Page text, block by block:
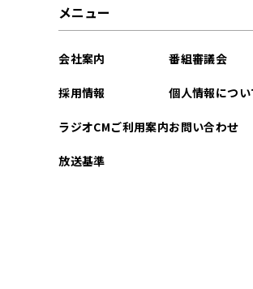
メニュー
会社案内
採用情報
ラジオCMご利用案内
放送基準
番組審議会
個人情報につい
お問い合わせ